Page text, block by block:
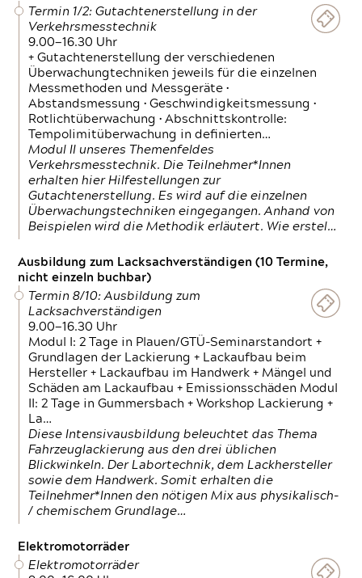
Termin 1/2: Gutachtenerstellung in der
Verkehrsmesstechnik
9.00—16.30 Uhr
+ Gutachtenerstellung der verschiedenen
Überwachungtechniken jeweils für die einzelnen
Messmethoden und Messgeräte •
Abstandsmessung • Geschwindigkeitsmessung •
Rotlichtüberwachung • Abschnittskontrolle:
Tempolimitüberwachung in definierten…
Modul II unseres Themenfeldes
Verkehrsmesstechnik. Die Teilnehmer*Innen
erhalten hier Hilfestellungen zur
Gutachtenerstellung. Es wird auf die einzelnen
Überwachungstechniken eingegangen. Anhand von
Beispielen wird die Methodik erläutert. Wie erstel…
Ausbildung zum Lacksachverständigen (10 Termine,
nicht einzeln buchbar)
Termin 8/10: Ausbildung zum
Lacksachverständigen
9.00—16.30 Uhr
Modul I: 2 Tage in Plauen/GTÜ-Seminarstandort +
Grundlagen der Lackierung + Lackaufbau beim
Hersteller + Lackaufbau im Handwerk + Mängel und
Schäden am Lackaufbau + Emissionsschäden Modul
II: 2 Tage in Gummersbach + Workshop Lackierung +
La…
Diese Intensivausbildung beleuchtet das Thema
Fahrzeuglackierung aus den drei üblichen
Blickwinkeln. Der Labortechnik, dem Lackhersteller
sowie dem Handwerk. Somit erhalten die
Teilnehmer*Innen den nötigen Mix aus physikalisch-
/ chemischem Grundlage…
Elektromotorräder
Elektromotorräder